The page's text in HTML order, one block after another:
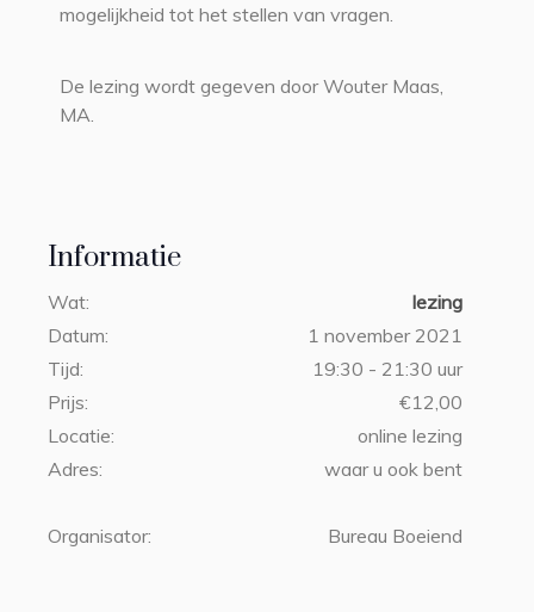
Informatie
Wat:
lezing
Datum:
1 november 2021
Tijd:
19:30 - 21:30 uur
Prijs:
€12,00
Locatie:
online lezing
Adres:
waar u ook bent
Organisator: Bureau Boeiend
mogelijkheid tot het stellen van vragen.
De lezing wordt gegeven door Wouter Maas,
MA.